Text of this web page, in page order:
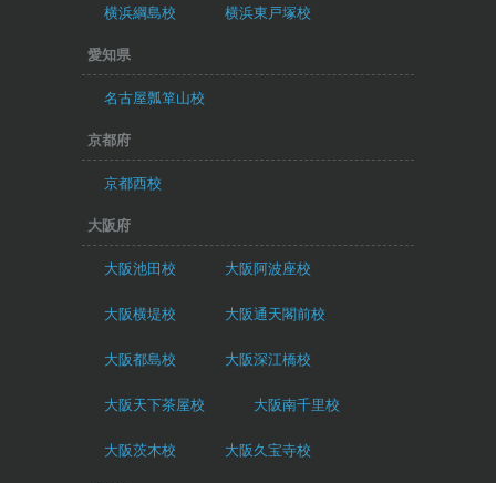
横浜綱島校 横浜東戸塚校
愛知県
名古屋瓢箪山校
京都府
京都西校
大阪府
大阪池田校 大阪阿波座校
大阪横堤校 大阪通天閣前校
大阪都島校 大阪深江橋校
大阪天下茶屋校 大阪南千里校
大阪茨木校 大阪久宝寺校